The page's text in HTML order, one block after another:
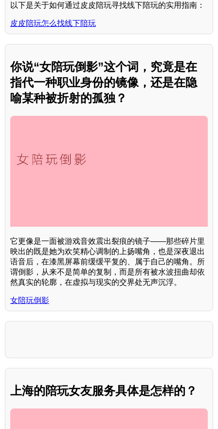
以下是关于如何通过皮皮陪玩寻找线下陪玩的实用指南：
皮皮陪玩怎么找线下陪玩
你说“女陪玩倒影”这个词，究竟是在
指代一种职业身份的镜像，还是在隐
喻某种被折射的孤独？
它更像是一面被游戏音效震出裂痕的镜子——那些碎片里
映出的既是她为欢笑精心调制的上扬嘴角，也是深夜退出
语音后，在漆黑屏幕前缓缓平复的、属于自己的嘴角。所
谓倒影，从来不是简单的复制，而是所有被水波扭曲却依
然真实的轮廓，在虚拟与现实的交界处无声沉浮。
女陪玩倒影
上海的陪玩女友服务具体是怎样的？